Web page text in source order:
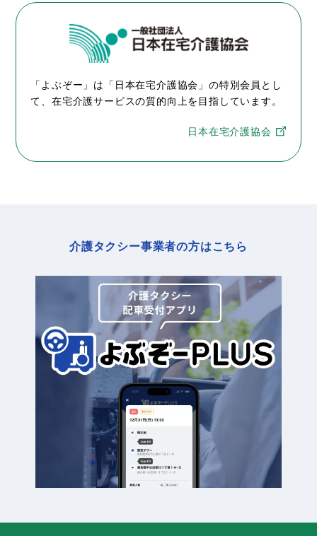
「よぶぞー」は「日本在宅介護協会」の特別会員とし
て、在宅介護サービスの質的向上を目指しています。
日本在宅介護協会
介護タクシー事業者の方はこちら